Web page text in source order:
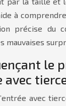
à
précise du
mauvaises
le
avec
avec